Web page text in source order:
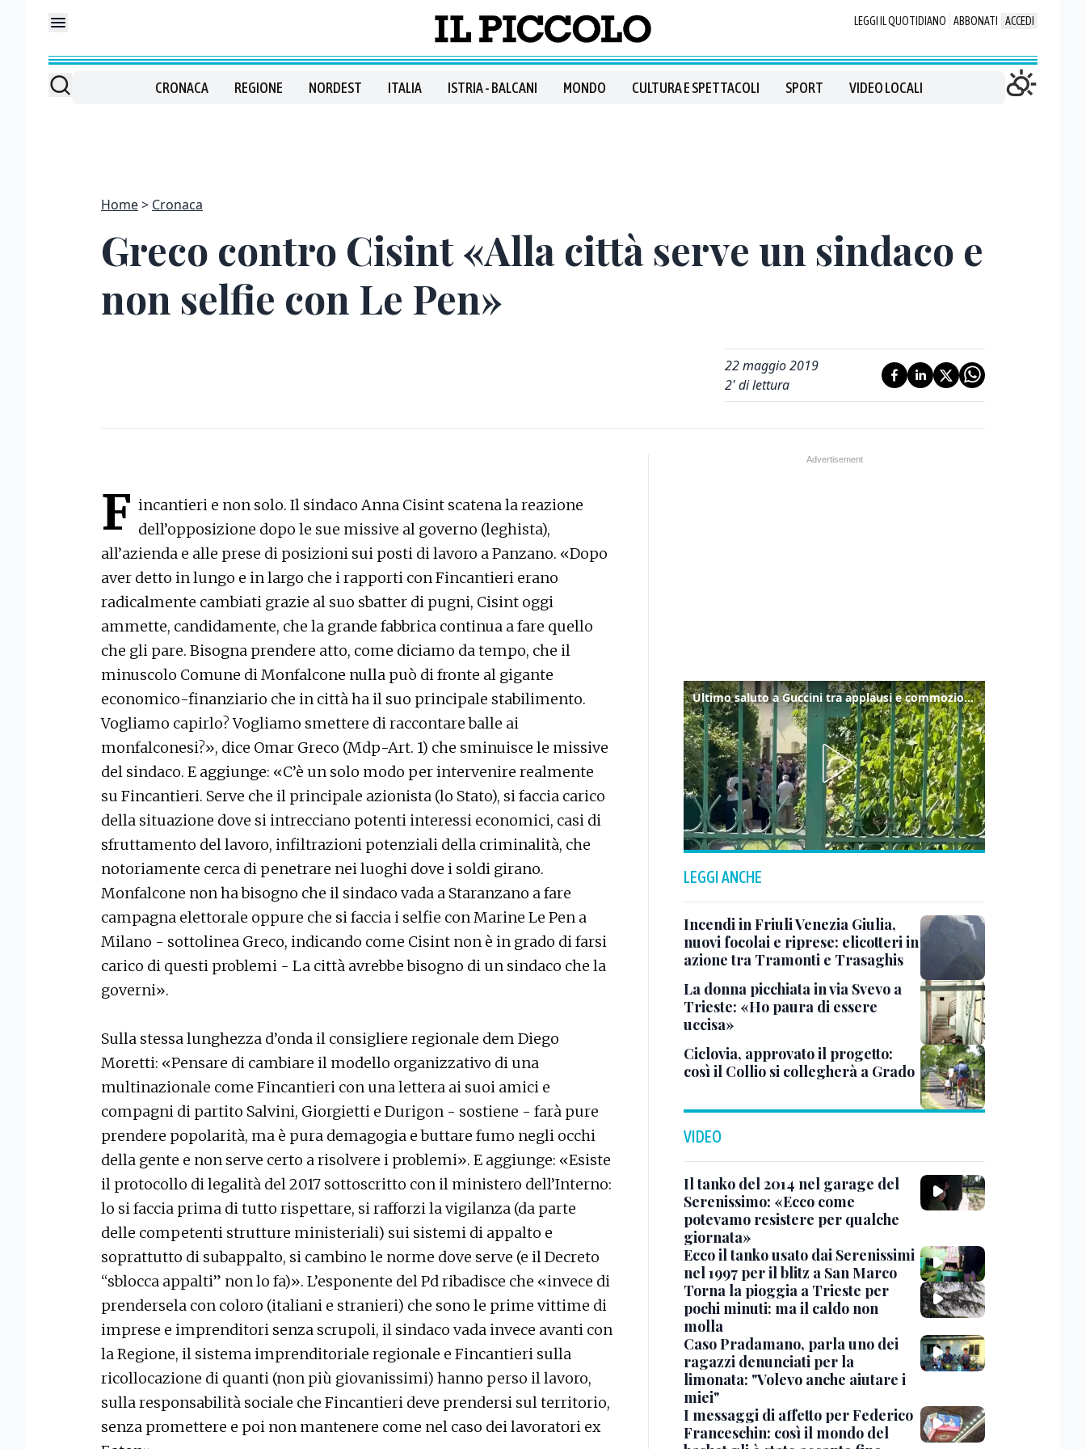
LEGGI IL QUOTIDIANO ABBONATI ACCEDI
CRONACA REGIONE NORDEST ITALIA ISTRIA - BALCANI MONDO CULTURA E SPETTACOLI SPORT VIDEO LOCALI
Home Cronaca
Greco contro Cisint «Alla città serve un sindaco e
non selfie con Le Pen»
22 maggio 2019
2' di lettura
F incantieri e non solo. Il sindaco Anna Cisint scatena la reazione
dell’opposizione dopo le sue missive al governo (leghista),
all’azienda e alle prese di posizioni sui posti di lavoro a Panzano. «Dopo
aver detto in lungo e in largo che i rapporti con Fincantieri erano
radicalmente cambiati grazie al suo sbatter di pugni, Cisint oggi
ammette, candidamente, che la grande fabbrica continua a fare quello
che gli pare. Bisogna prendere atto, come diciamo da tempo, che il
minuscolo Comune di Monfalcone nulla può di fronte al gigante
economico-finanziario che in città ha il suo principale stabilimento.
Vogliamo capirlo? Vogliamo smettere di raccontare balle ai
monfalconesi?», dice Omar Greco (Mdp-Art. 1) che sminuisce le missive
del sindaco. E aggiunge: «C’è un solo modo per intervenire realmente
su Fincantieri. Serve che il principale azionista (lo Stato), si faccia carico
della situazione dove si intrecciano potenti interessi economici, casi di
sfruttamento del lavoro, infiltrazioni potenziali della criminalità, che
notoriamente cerca di penetrare nei luoghi dove i soldi girano.
Monfalcone non ha bisogno che il sindaco vada a Staranzano a fare
campagna elettorale oppure che si faccia i selfie con Marine Le Pen a
Milano - sottolinea Greco, indicando come Cisint non è in grado di farsi
carico di questi problemi - La città avrebbe bisogno di un sindaco che la
governi».
Sulla stessa lunghezza d’onda il consigliere regionale dem Diego
Moretti: «Pensare di cambiare il modello organizzativo di una
multinazionale come Fincantieri con una lettera ai suoi amici e
compagni di partito Salvini, Giorgietti e Durigon - sostiene - farà pure
prendere popolarità, ma è pura demagogia e buttare fumo negli occhi
della gente e non serve certo a risolvere i problemi». E aggiunge: «Esiste
il protocollo di legalità del 2017 sottoscritto con il ministero dell’Interno:
lo si faccia prima di tutto rispettare, si rafforzi la vigilanza (da parte
delle competenti strutture ministeriali) sui sistemi di appalto e
soprattutto di subappalto, si cambino le norme dove serve (e il Decreto
“sblocca appalti” non lo fa)». L’esponente del Pd ribadisce che «invece di
prendersela con coloro (italiani e stranieri) che sono le prime vittime di
imprese e imprenditori senza scrupoli, il sindaco vada invece avanti con
la Regione, il sistema imprenditoriale regionale e Fincantieri sulla
ricollocazione di quanti (non più giovanissimi) hanno perso il lavoro,
sulla responsabilità sociale che Fincantieri deve prendersi sul territorio,
senza promettere e poi non mantenere come nel caso dei lavoratori ex
Ultimo saluto a Guccini tra applausi e commozione a Pavana
LEGGI ANCHE
Incendi in Friuli Venezia Giulia,
nuovi focolai e riprese: elicotteri in
azione tra Tramonti e Trasaghis
La donna picchiata in via Svevo a
Trieste: «Ho paura di essere
uccisa»
Ciclovia, approvato il progetto:
così il Collio si collegherà a Grado
VIDEO
Il tanko del 2014 nel garage del
Serenissimo: «Ecco come
potevamo resistere per qualche
giornata»
Ecco il tanko usato dai Serenissimi
nel 1997 per il blitz a San Marco
Torna la pioggia a Trieste per
pochi minuti: ma il caldo non
molla
Caso Pradamano, parla uno dei
ragazzi denunciati per la
limonata: "Volevo anche aiutare i
miei"
I messaggi di affetto per Federico
Franceschin: così il mondo del